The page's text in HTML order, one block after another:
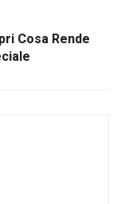
Cosa Rende